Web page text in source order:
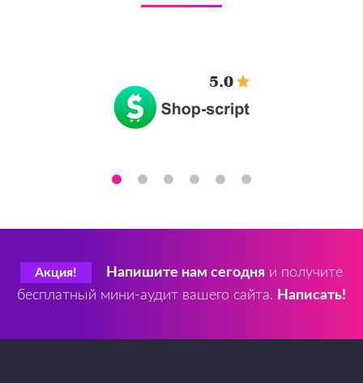
Акция! Напишите нам сегодня и получите
бесплатный мини-аудит вашего сайта. Написать!